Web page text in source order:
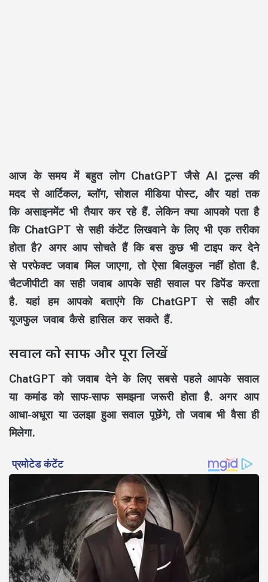
आज के समय में बहुत लोग ChatGPT जैसे AI टूल्स की
मदद से आर्टिकल, ब्लॉग, सोशल मीडिया पोस्ट, और यहां तक
कि असाइनमेंट भी तैयार कर रहे हैं. लेकिन क्या आपको पता है
कि ChatGPT से सही कंटेंट लिखवाने के लिए भी एक तरीका
होता है? अगर आप सोचते हैं कि बस कुछ भी टाइप कर देने
से परफेक्ट जवाब मिल जाएगा, तो ऐसा बिलकुल नहीं होता है.
चैटजीपीटी का सही जवाब आपके सही सवाल पर डिपेंड करता
है. यहां हम आपको बताएंगे कि ChatGPT से सही और
यूजफुल जवाब कैसे हासिल कर सकते हैं.
सवाल को साफ और पूरा लिखें
ChatGPT को जवाब देने के लिए सबसे पहले आपके सवाल
या कमांड को साफ-साफ समझना जरूरी होता है. अगर आप
आधा-अधूरा या उलझा हुआ सवाल पूछेंगे, तो जवाब भी वैसा ही
मिलेगा.